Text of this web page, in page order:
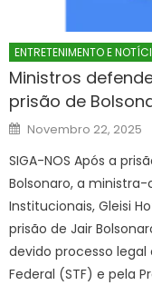
ENTRETENIMENTO E
Ministros
prisão de
Posted
on
Novembro 22, 2025
SIGA-NOS Após a
Bolsonaro, a
Institucionais, Gleisi
prisão de Jair
devido processo
Federal (STF) e pela